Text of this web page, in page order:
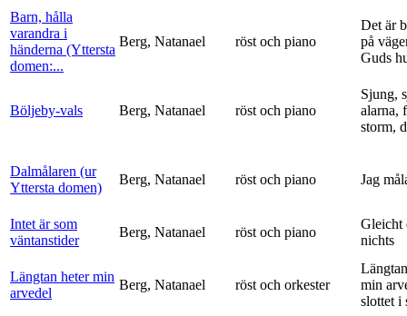
Barn, hålla
varandra i
händerna (Yttersta
domen:...
Berg, Natanael röst och piano
Det är
på
Guds
Böljeby-vals Berg, Natanael röst och piano
Sjung,
alarna,
storm,
Dalmålaren (ur
Yttersta domen)
Berg, Natanael röst och piano Jag
Intet är som
väntanstider
Berg, Natanael röst och piano
Gleicht
nichts
Längtan heter min
arvedel
Berg, Natanael röst och orkester
min
slottet i